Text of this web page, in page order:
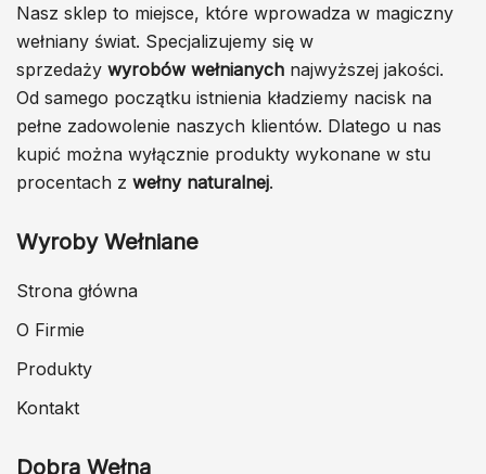
Nasz sklep to miejsce, które wprowadza w magiczny
wełniany świat. Specjalizujemy się w
sprzedaży wyrobów wełnianych najwyższej jakości.
Od samego początku istnienia kładziemy nacisk na
pełne zadowolenie naszych klientów. Dlatego u nas
kupić można wyłącznie produkty wykonane w stu
procentach z wełny naturalnej.
Wyroby Wełniane
Strona główna
O Firmie
Produkty
Kontakt
Dobra Wełna